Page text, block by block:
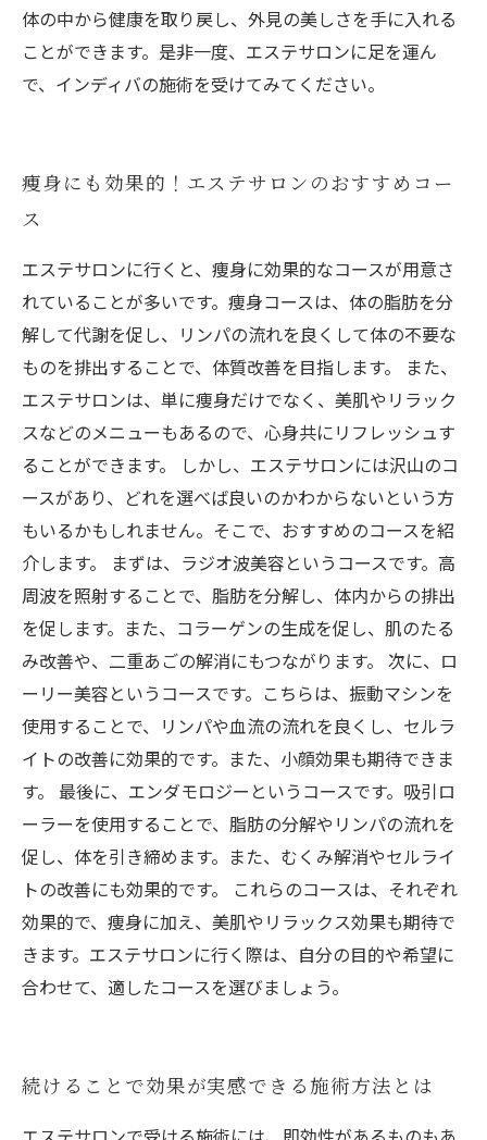
体の中から健康を取り戻し、外見の美しさを手に入れる
ことができます。是非一度、エステサロンに足を運ん
で、インディバの施術を受けてみてください。
痩身にも効果的！エステサロンのおすすめコー
ス
エステサロンに行くと、痩身に効果的なコースが用意さ
れていることが多いです。痩身コースは、体の脂肪を分
解して代謝を促し、リンパの流れを良くして体の不要な
ものを排出することで、体質改善を目指します。 また、
エステサロンは、単に痩身だけでなく、美肌やリラック
スなどのメニューもあるので、心身共にリフレッシュす
ることができます。 しかし、エステサロンには沢山のコ
ースがあり、どれを選べば良いのかわからないという方
もいるかもしれません。そこで、おすすめのコースを紹
介します。 まずは、ラジオ波美容というコースです。高
周波を照射することで、脂肪を分解し、体内からの排出
を促します。また、コラーゲンの生成を促し、肌のたる
み改善や、二重あごの解消にもつながります。 次に、ロ
ーリー美容というコースです。こちらは、振動マシンを
使用することで、リンパや血流の流れを良くし、セルラ
イトの改善に効果的です。また、小顔効果も期待できま
す。 最後に、エンダモロジーというコースです。吸引ロ
ーラーを使用することで、脂肪の分解やリンパの流れを
促し、体を引き締めます。また、むくみ解消やセルライ
トの改善にも効果的です。 これらのコースは、それぞれ
効果的で、痩身に加え、美肌やリラックス効果も期待で
きます。エステサロンに行く際は、自分の目的や希望に
合わせて、適したコースを選びましょう。
続けることで効果が実感できる施術方法とは